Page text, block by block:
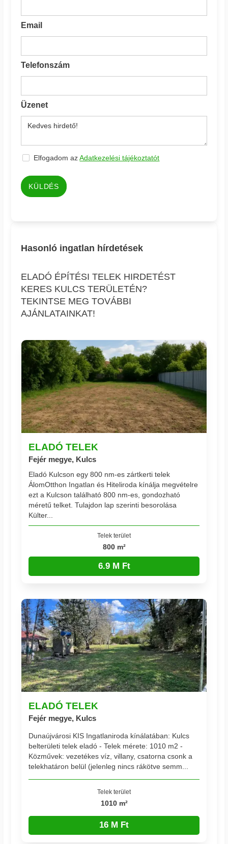
Email
Telefonszám
Üzenet
Elfogadom azAdatkezelési tájékoztatót
KÜLDÉS
Hasonló ingatlan hírdetések
ELADÓ ÉPÍTÉSI TELEK HIRDETÉST
KERES KULCS TERÜLETÉN?
TEKINTSE MEG TOVÁBBI
AJÁNLATAINKAT!
ELADÓ TELEK
Fejér megye, Kulcs
Eladó Kulcson egy 800 nm-es zártkerti telek
ÁlomOtthon Ingatlan és Hiteliroda kínálja megvételre
ezt a Kulcson található 800 nm-es, gondozható
méretű telket. Tulajdon lap szerinti besorolása
Külter...
Telek terület
800 m²
6.9 M Ft
ELADÓ TELEK
Fejér megye, Kulcs
Dunaújvárosi KIS Ingatlaniroda kínálatában: Kulcs
belterületi telek eladó - Telek mérete: 1010 m2 -
Közművek: vezetékes víz, villany, csatorna csonk a
telekhatáron belül (jelenleg nincs rákötve semm...
Telek terület
1010 m²
16 M Ft